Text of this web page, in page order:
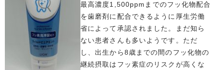
最高濃度1,500ppmまでのフッ化物配合
を歯磨剤に配合できるように厚生労働
省によって承認されました。まだ知ら
ない患者さんも多いようです。ただ
し、出生から8歳までの間のフッ化物の
継続摂取はフッ素症のリスクが高くな